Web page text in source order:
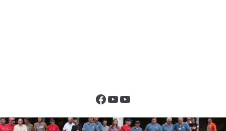
Facebook
YouTube
YouTube